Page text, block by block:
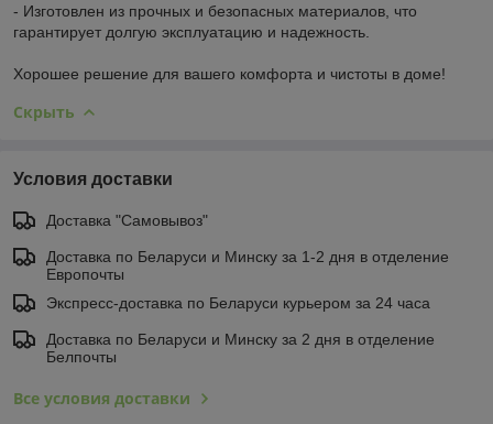
- Изготовлен из прочных и безопасных материалов, что
гарантирует долгую эксплуатацию и надежность.
Хорошее решение для вашего комфорта и чистоты в доме!
Скрыть
Условия доставки
Доставка "Самовывоз"
Доставка по Беларуси и Минску за 1-2 дня в отделение
Европочты
Экспресс-доставка по Беларуси курьером за 24 часа
Доставка по Беларуси и Минску за 2 дня в отделение
Белпочты
Все условия доставки